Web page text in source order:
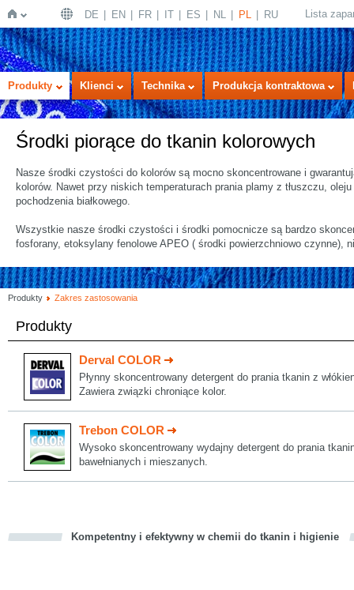
Strona
główna
DE EN FR IT ES NL PL RU Lista
Produkty Klienci Technika Produkcja kontraktowa
Środki piorące do tkanin kolorowych
Nasze środki czystości do kolorów są mocno skoncentrowane i
kolorów. Nawet przy niskich temperaturach prania plamy z tłuszczu,
pochodzenia białkowego.
Wszystkie nasze środki czystości i środki pomocnicze są bardzo
fosforany, etoksylany fenolowe APEO ( środki powierzchniowo czynne),
Produkty Zakres zastosowania
Produkty
Derval COLOR
Płynny skoncentrowany detergent do prania tkanin z
Zawiera związki chroniące kolor.
Trebon COLOR
Wysoko skoncentrowany wydajny detergent do prania
bawełnianych i mieszanych.
Kompetentny i efektywny w chemii do tkanin i higienie